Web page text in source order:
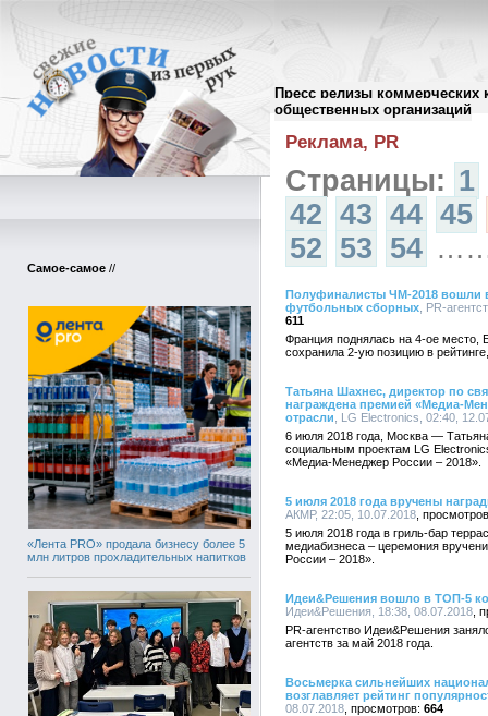
Пресс релизы коммерческих
общественных организаций
Самое-самое //
«Лента PRO» продала бизнесу более 5
млн литров прохладительных напитков
Архив пресс-релизов//
Реклама, PR
Страницы: 1
42 43 44 45
52 53 54
Полуфиналисты ЧМ-2018 вошли
футбольных сборных , PR-
611
Франция поднялась на 4-ое место,
сохранила 2-ую позицию в
Татьяна Шахнес, директор по
награждена премией «Медиа-
отрасли , LG Electronics, 02:40,
6 июля 2018 года, Москва —
социальным проектам LG
«Медиа-Менеджер России – 2018».
5 июля 2018 года вручены
АКМР, 22:05, 10.07.2018
5 июля 2018 года в гриль-бар
медиабизнеса – церемония
России – 2018».
Идеи&Решения вошло в ТОП-5
Идеи&Решения, 18:38, 08.07.2018
PR-агентство Идеи&Решения
агентств за май 2018 года.
Восьмерка сильнейших
возглавляет рейтинг
08.07.2018
664